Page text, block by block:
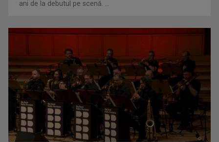
ani de la debutul pe scenă. ...